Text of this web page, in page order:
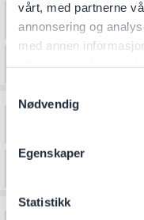
vårt, med partnerne
annonsering og
med annen
Nødvendig
Egenskaper
Statistikk